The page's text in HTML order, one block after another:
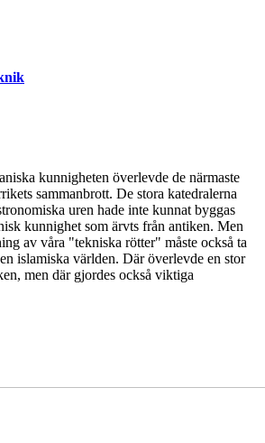
kunnigheten överlevde de närmaste
sammanbrott. De stora katedralerna
uren hade inte kunnat byggas
kunnighet som ärvts från antiken. Men
av våra "tekniska rötter" måste också ta
islamiska världen. Där överlevde en stor
men där gjordes också viktiga